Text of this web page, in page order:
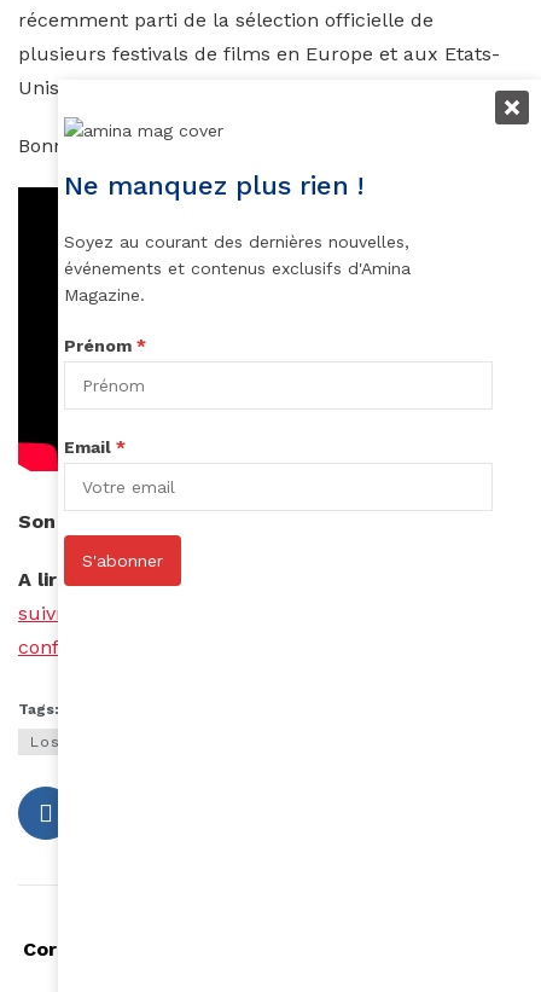
récemment parti de la sélection officielle de
plusieurs festivals de films en Europe et aux Etats-
Unis dans la catégorie “meilleur clip”.
Bonne chance à l’artiste !
Son site internet :
A lire aussi –
https://www.amina-mag.com/qui-
suivre-pour-rester-en-forme-pendant-le-
confinement/
Tags:
Los Angeles
Coronavirus : quels comptes suivre pour rester en
Ne manquez plus rien !
Soyez au courant des dernières nouvelles,
événements et contenus exclusifs d'Amina
Magazine.
Prénom *
Email *
S'abonner